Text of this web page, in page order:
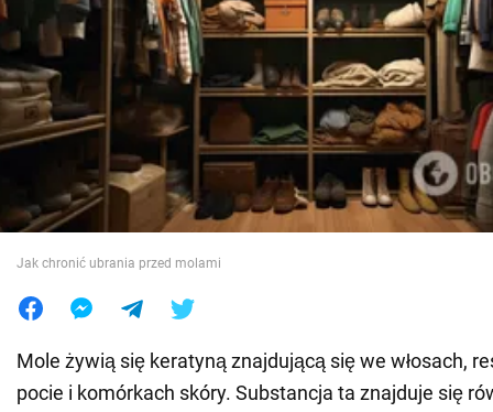
Społeczeństwo
Wojna na Ukrainie
Świat
Jedzenie
Jak chronić ubrania przed molami
Mole żywią się keratyną znajdującą się we włosach,
pocie i komórkach skóry. Substancja ta znajduje się